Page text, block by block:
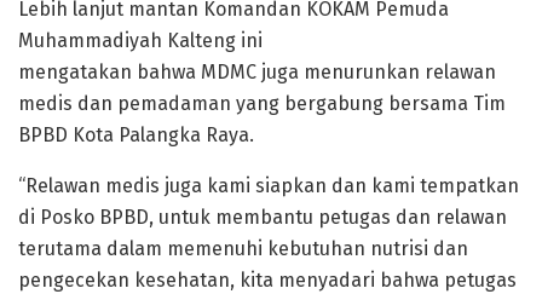
Lebih lanjut mantan Komandan KOKAM Pemuda
Muhammadiyah Kalteng ini
mengatakan bahwa MDMC juga menurunkan relawan
medis dan pemadaman yang bergabung bersama Tim
BPBD Kota Palangka Raya.
“Relawan medis juga kami siapkan dan kami tempatkan
di Posko BPBD, untuk membantu petugas dan relawan
terutama dalam memenuhi kebutuhan nutrisi dan
pengecekan kesehatan, kita menyadari bahwa petugas